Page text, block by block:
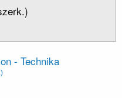
- Technika